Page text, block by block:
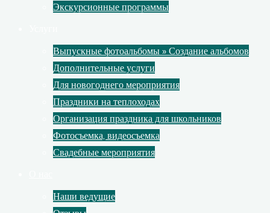
Экскурсионные программы
Выпускные фотоальбомы » Создание альбомов
Дополнительные услуги
Для новогоднего мероприятия
Праздники на теплоходах
Организация праздника для школьников
Фотосъемка, видеосъемка
Свадебные мероприятия
Наши ведущие